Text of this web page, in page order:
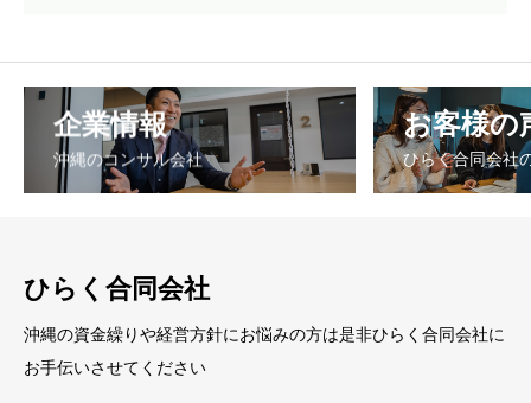
企業情報
沖縄のコンサル会社
お客様の
ひらく合同会社
ひらく合同会社
沖縄の資金繰りや経営方針にお悩みの方は是非ひらく合同会社に
お手伝いさせてください